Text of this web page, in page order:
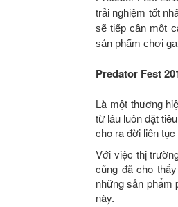
trải nghiệm tốt
sẽ tiếp cận một
sản phẩm chơi
Predator Fest
Là một thương
từ lâu luôn đặt
cho ra đời liên
Với việc thị
cũng đã cho
những sản phẩm
này.